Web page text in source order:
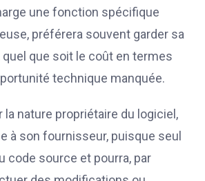
une fonction spécifique
préférera souvent garder sa
que soit le coût en termes
technique manquée.
la nature propriétaire du logiciel,
à son fournisseur, puisque seul
code source et pourra, par